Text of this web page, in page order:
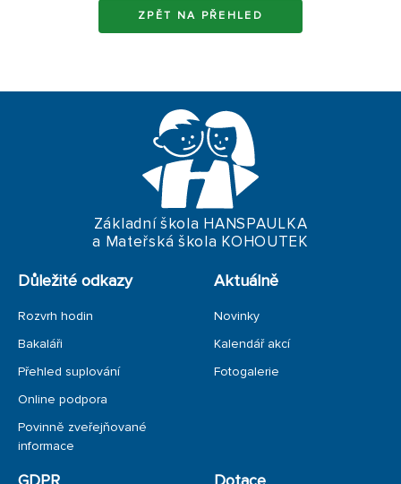
ZPĚT NA PŘEHLED
Základní škola HANSPAULKA
a Mateřská škola KOHOUTEK
Důležité odkazy
Rozvrh hodin
Bakaláři
Přehled suplování
Online podpora
Povinně zveřejňované
informace
Aktuálně
Novinky
Kalendář akcí
Fotogalerie